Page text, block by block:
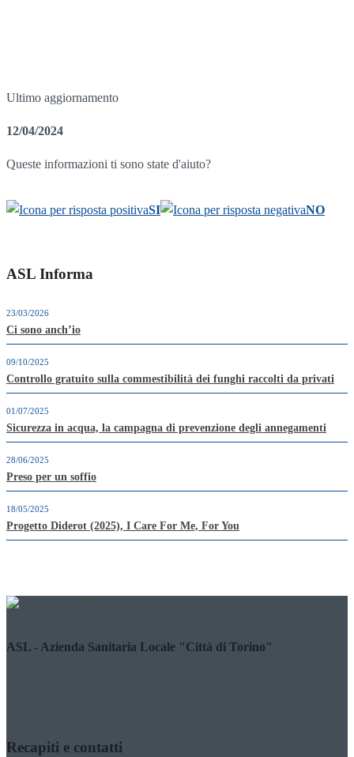
Ultimo aggiornamento
12/04/2024
Queste informazioni ti sono state d'aiuto?
SI NO
ASL Informa
23/03/2026
Ci sono anch’io
09/10/2025
Controllo gratuito sulla commestibilità dei funghi raccolti da privati
01/07/2025
Sicurezza in acqua, la campagna di prevenzione degli annegamenti
28/06/2025
Preso per un soffio
18/05/2025
Progetto Diderot (2025), I Care For Me, For You
ASL - Azienda Sanitaria Locale "Città di Torino"
Recapiti e contatti